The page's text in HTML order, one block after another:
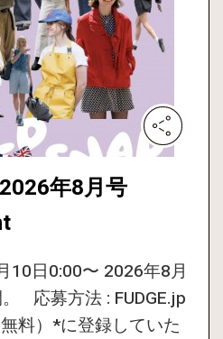
年8月号
10日0:00〜 2026年8月
応募方法 : FUDGE.jp
料）*に登録していた